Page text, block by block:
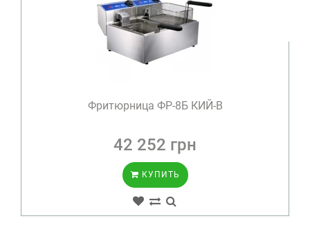
Фритюрница ФР-8Б КИЙ-В
42 252 грн
КУПИТЬ